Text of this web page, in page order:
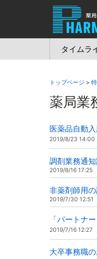
タイムラ
トップページ >
薬局業
医薬品自動
2019/8/23 14:00
調剤業務通
2019/8/16 17:25
非薬剤師用
2019/7/30 12:51
「パートナ
2019/7/16 12:27
大卒事務職